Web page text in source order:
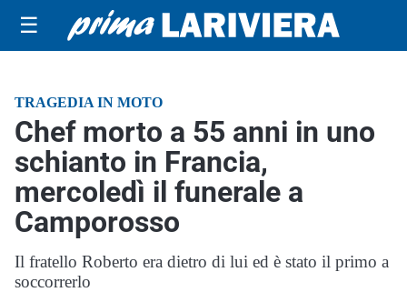
☰
TRAGEDIA IN MOTO
Chef morto a 55 anni in uno
schianto in Francia,
mercoledì il funerale a
Camporosso
Il fratello Roberto era dietro di lui ed è stato il primo a
soccorrerlo